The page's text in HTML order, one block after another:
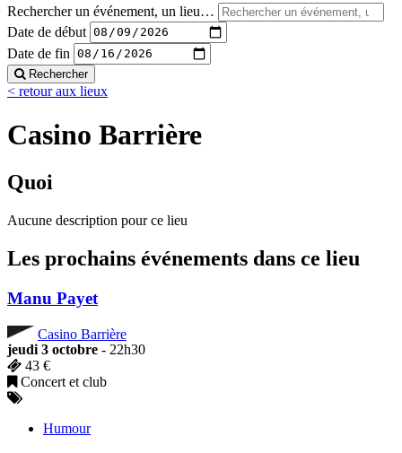
Rechercher un événement, un lieu…
Date de début
Date de fin
Rechercher
< retour aux lieux
Casino Barrière
Quoi
Aucune description pour ce lieu
Les prochains événements dans ce lieu
Manu Payet
Casino Barrière
jeudi 3 octobre - 22h30
43 €
Concert et club
Humour